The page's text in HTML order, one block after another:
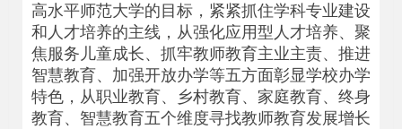
高水平师范大学的目标，紧紧抓住学科专业建设
和人才培养的主线，从强化应用型人才培养、聚
焦服务儿童成长、抓牢教师教育主业主责、推进
智慧教育、加强开放办学等五方面彰显学校办学
特色，从职业教育、乡村教育、家庭教育、终身
教育、智慧教育五个维度寻找教师教育发展增长